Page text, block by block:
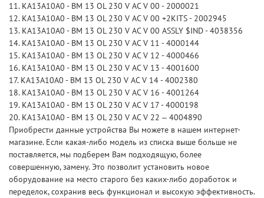
11. KA13A10A0 - BM 13 OL 230 V AC V 00 - 2000021
12. KA13A10A0 - BM 13 OL 230 V AC V 00 +2KITS - 2002945
13. KA13A10A0 - BM 13 OL 230 V AC V 00 ASSLY $IND - 4038356
14. KA13A10A0 - BM 13 OL 230 V AC V 11 - 4000144
15. KA13A10A0 - BM 13 OL 230 V AC V 12 - 4000466
16. KA13A10A0 - BM 13 OL 230 V AC V 13 - 4001600
17. KA13A10A0 - BM 13 OL 230 V AC V 14 - 4002380
18. KA13A10A0 - BM 13 OL 230 V AC V 16 - 4001264
19. KA13A10A0 - BM 13 OL 230 V AC V 17 - 4000198
20. КА13А10А0 - BM 13 OL 230 V AC V 22 – 4004890
Приобрести данные устройства Вы можете в нашем интернет-
магазине. Если какая-либо модель из списка выше больше не
поставляется, мы подберем Вам подходящую, более
совершенную, замену. Это позволит установить новое
оборудование на место старого без каких-либо доработок и
переделок, сохранив весь функционал и высокую эффективность.